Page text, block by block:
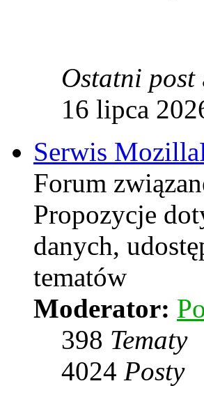
Ostatni post
16 lipca
Serwis
Forum
Propozycje
danych,
tematów
Moderator:
398 Tematy
4024 Posty